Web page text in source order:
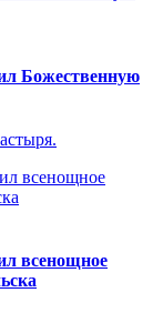
Божественную
всенощное